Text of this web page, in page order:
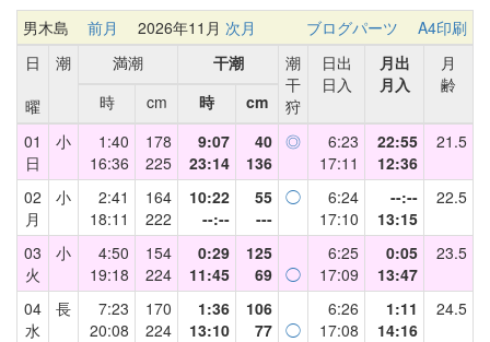
男木島 前月 2026年11月 次月 ブログパーツ
A4印刷
日
曜
潮 満潮 干潮
潮
干
狩
日出
日入
月出
月入
月
齢
時
cm 時
cm
01
日
小
1:40
16:36
178
225
9:07
23:14
40
136
◎
6:23
17:11
22:55
12:36
21.5
02
月
小
2:41
18:11
164
222
10:22
--:--
55
---
◯
6:24
17:10
--:--
13:15
22.5
03
火
小
4:50
19:18
154
224
0:29
11:45
125
69 ◯
6:25
17:09
0:05
13:47
23.5
04
水
長
7:23
20:08
170
224
1:36
13:10
106
77 ◯
6:26
17:08
1:11
14:16
24.5